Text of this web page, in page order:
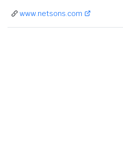
www.netsons.com